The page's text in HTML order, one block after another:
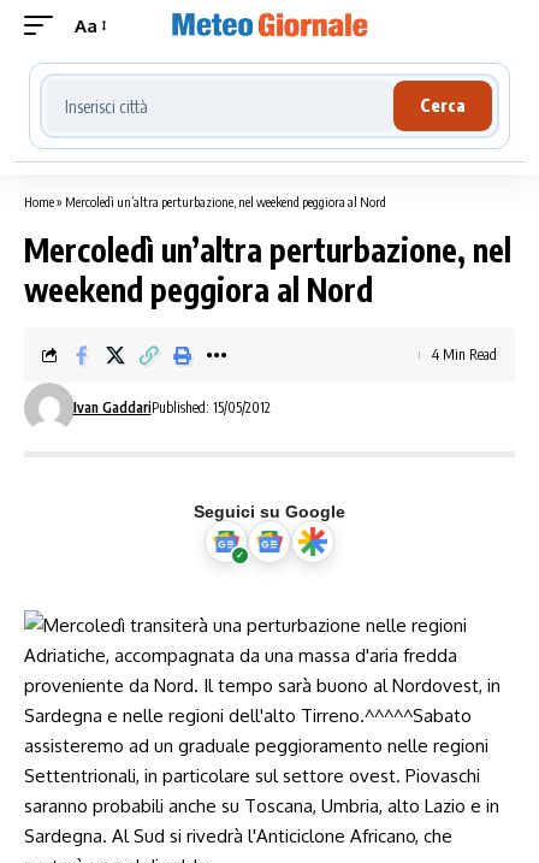
Aa
Cerca località meteo
Cerca
Home» Mercoledì un’altra perturbazione, nel weekend peggiora al Nord
Mercoledì un’altra perturbazione, nel
weekend peggiora al Nord
Ivan GaddariPublished: 15/05/2012
4 Min Read
Seguici su Google